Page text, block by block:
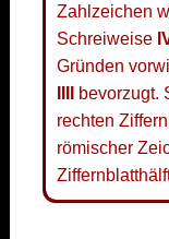
Zahlzeichen
Schreiweise
Gründen
bevorzugt.
rechten
römischer